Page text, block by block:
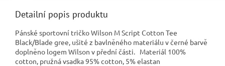
Detailní popis produktu
Pánské sportovní tričko Wilson M Script Cotton Tee
Black/Blade gree, ušité z bavlněného materiálu v černé barvě
doplněno logem Wilson v přední části. Materiál 100%
cotton, pružná vsadka 95% cotton, 5% elastan